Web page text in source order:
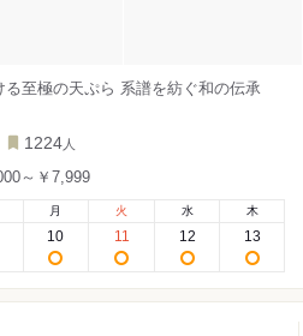
至極の天ぷら 系譜を紡ぐ和の伝承
1224 人
～￥7,999
月
10
火
11
水
12
木
13